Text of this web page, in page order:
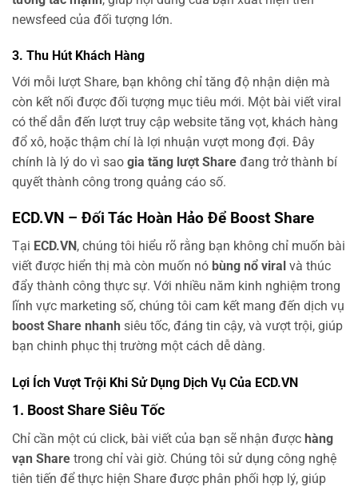
newsfeed của đối tượng lớn.
3. Thu Hút Khách Hàng
Với mỗi lượt Share, bạn không chỉ tăng độ nhận diện mà
còn kết nối được đối tượng mục tiêu mới. Một bài viết viral
có thể dẫn đến lượt truy cập website tăng vọt, khách hàng
đổ xô, hoặc thậm chí là lợi nhuận vượt mong đợi. Đây
chính là lý do vì sao gia tăng lượt Share đang trở thành bí
quyết thành công trong quảng cáo số.
ECD.VN – Đối Tác Hoàn Hảo Để Boost Share
Tại ECD.VN, chúng tôi hiểu rõ rằng bạn không chỉ muốn bài
viết được hiển thị mà còn muốn nó bùng nổ viral và thúc
đẩy thành công thực sự. Với nhiều năm kinh nghiệm trong
lĩnh vực marketing số, chúng tôi cam kết mang đến dịch vụ
boost Share nhanh siêu tốc, đáng tin cậy, và vượt trội, giúp
bạn chinh phục thị trường một cách dễ dàng.
Lợi Ích Vượt Trội Khi Sử Dụng Dịch Vụ Của ECD.VN
1. Boost Share Siêu Tốc
Chỉ cần một cú click, bài viết của bạn sẽ nhận được hàng
vạn Share trong chỉ vài giờ. Chúng tôi sử dụng công nghệ
tiên tiến để thực hiện Share được phân phối hợp lý, giúp